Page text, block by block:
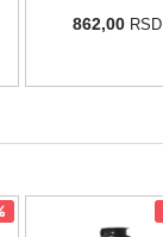
862,00 RSD